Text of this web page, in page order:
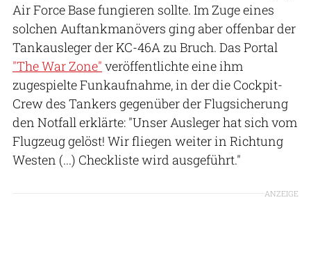
Air Force Base fungieren sollte. Im Zuge eines
solchen Auftankmanövers ging aber offenbar der
Tankausleger der KC-46A zu Bruch. Das Portal
"The War Zone" veröffentlichte eine ihm
zugespielte Funkaufnahme, in der die Cockpit-
Crew des Tankers gegenüber der Flugsicherung
den Notfall erklärte: "Unser Ausleger hat sich vom
Flugzeug gelöst! Wir fliegen weiter in Richtung
Westen (...) Checkliste wird ausgeführt."
ANZEIGE